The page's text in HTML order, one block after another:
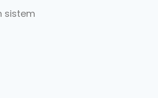
sistem